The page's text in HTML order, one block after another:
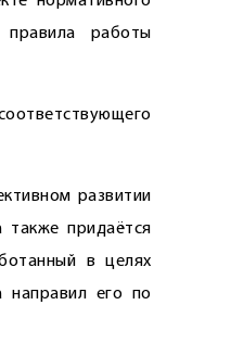
работы
развитии
также придаётся
в целях
направил его по